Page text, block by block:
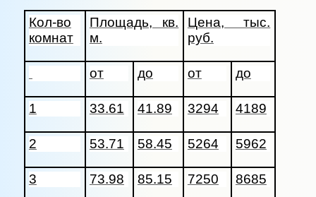
Кол-во
комнат
Площадь, кв.
м.
Цена, тыс.
руб.
от до от до
1 33.61 41.89 3294 4189
2 53.71 58.45 5264 5962
3 73.98 85.15 7250 8685